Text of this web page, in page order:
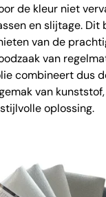
de kleur niet
en slijtage. Dit
van de
van
combineert dus
van
oplossing.